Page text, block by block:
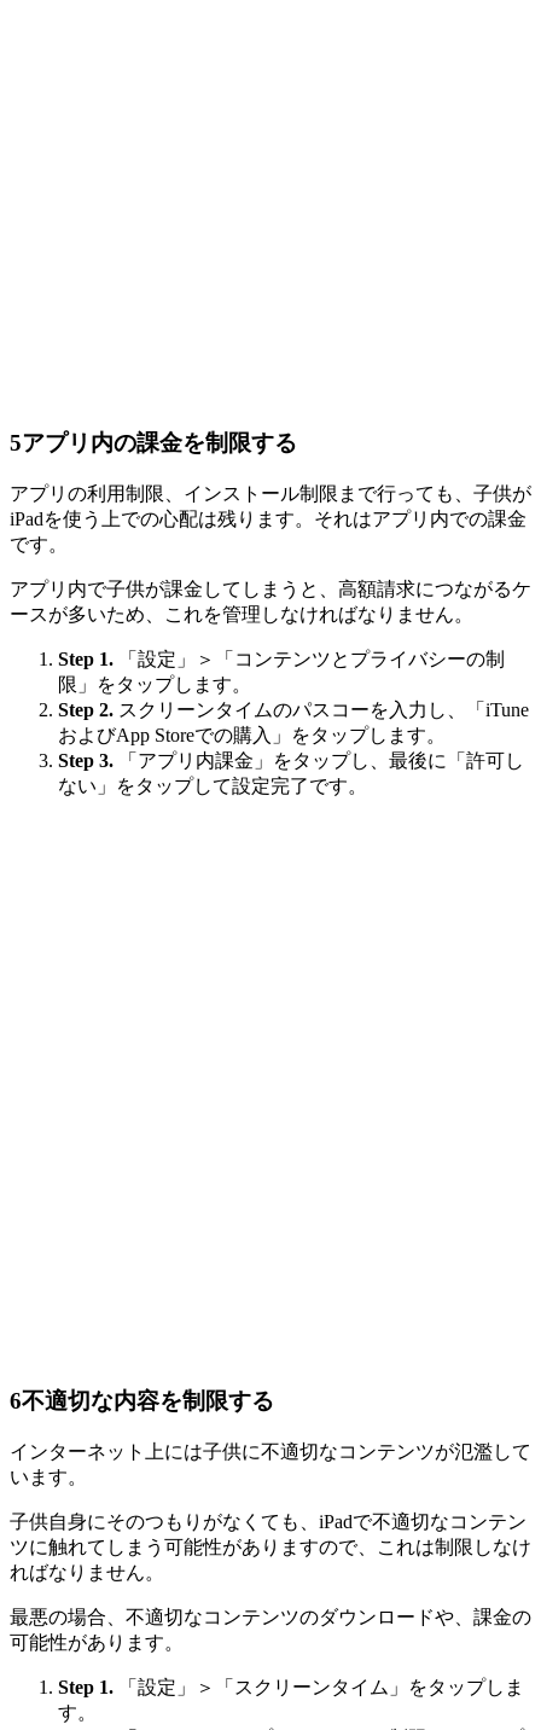
5アプリ内の課金を制限する
アプリの利用制限、インストール制限まで行っても、子供が
iPadを使う上での心配は残ります。それはアプリ内での課金
です。
アプリ内で子供が課金してしまうと、高額請求につながるケ
ースが多いため、これを管理しなければなりません。
Step 1.
「設定」＞「コンテンツとプライバシーの制
限」をタップします。
Step 2. スクリーンタイムのパスコーを入力し、「iTune
およびApp Storeでの購入」をタップします。
Step 3.
「アプリ内課金」をタップし、最後に「許可し
ない」をタップして設定完了です。
6不適切な内容を制限する
インターネット上には子供に不適切なコンテンツが氾濫して
います。
子供自身にそのつもりがなくても、iPadで不適切なコンテン
ツに触れてしまう可能性がありますので、これは制限しなけ
ればなりません。
最悪の場合、不適切なコンテンツのダウンロードや、課金の
可能性があります。
Step 1.
「設定」＞「スクリーンタイム」をタップしま
す。